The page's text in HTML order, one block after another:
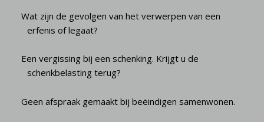
Wat zijn de gevolgen van het verwerpen van een
erfenis of legaat?
Een vergissing bij een schenking. Krijgt u de
schenkbelasting terug?
Geen afspraak gemaakt bij beëindigen samenwonen.